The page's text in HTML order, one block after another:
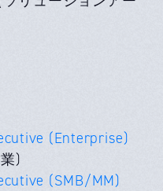
(Enterprise)
)
(SMB/MM)